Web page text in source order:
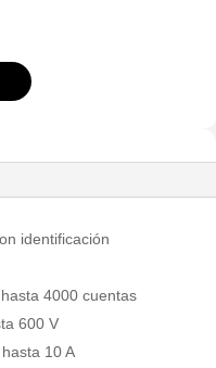
identificación
4000 cuentas
600 V
10 A